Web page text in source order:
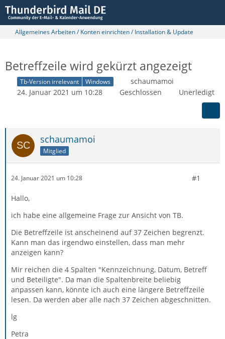
Allgemeines Arbeiten / Konten einrichten / Installation & Update
Betreffzeile wird gekürzt angezeigt
Tb-Version irrelevant Windows
schaumamoi
24. Januar 2021 um 10:28
Geschlossen Unerledigt
schaumamoi
Mitglied
24. Januar 2021 um 10:28 #1
Hallo,
ich habe eine allgemeine Frage zur Ansicht von TB.
Die Betreffzeile ist anscheinend auf 37 Zeichen begrenzt.
Kann man das irgendwo einstellen, dass man mehr
anzeigen kann?
Mir reichen die 4 Spalten "Kennzeichnung, Datum, Betreff
und Beteiligte". Da man die Spaltenbreite beliebig
anpassen kann, könnte ich auch eine längere Betreffzeile
lesen. Da werden aber alle nach 37 Zeichen abgeschnitten.
lg
Petra